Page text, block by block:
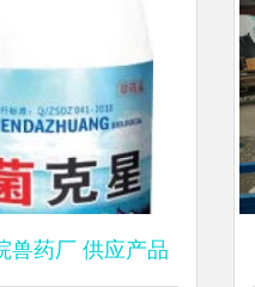
兽药厂 供应产品